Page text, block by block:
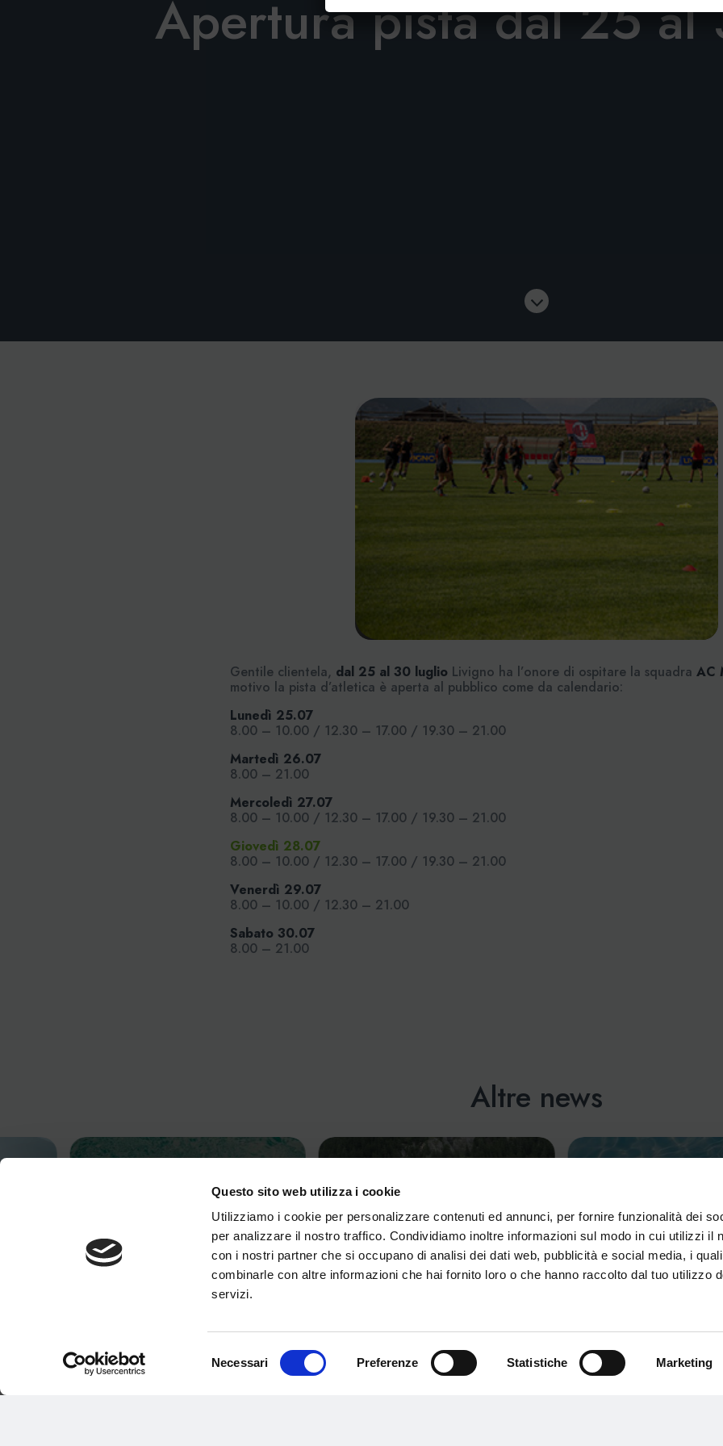
Questo sito web utilizza i cookie
Utilizziamo i cookie per personalizzare contenuti ed annunci, per fornire funzionalità dei
per analizzare il nostro traffico. Condividiamo inoltre informazioni sul modo in cui utilizzi il
con i nostri partner che si occupano di analisi dei dati web, pubblicità e social media, i
combinarle con altre informazioni che hai fornito loro o che hanno raccolto dal tuo utilizzo
servizi.
Necessari Preferenze Statistiche Marketing
Apertura pista dal 25 al
Gentile clientela, dal 25 al 30 luglio Livigno ha l’onore di ospitare la squadra AC
motivo la pista d’atletica è aperta al pubblico come da calendario:
Lunedì 25.07
8.00 – 10.00 / 12.30 – 17.00 / 19.30 – 21.00
Martedì 26.07
8.00 – 21.00
Mercoledì 27.07
8.00 – 10.00 / 12.30 – 17.00 / 19.30 – 21.00
Giovedì 28.07
8.00 – 10.00 / 12.30 – 17.00 / 19.30 – 21.00
Venerdì 29.07
8.00 – 10.00 / 12.30 – 21.00
Sabato 30.07
8.00 – 21.00
Altre news